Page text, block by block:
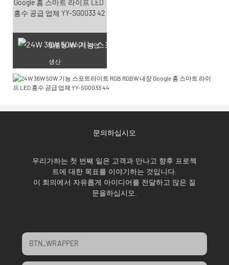
맞춤형 레이저 각인
생산
문의하십시오
우리가하는 첫 번째 일은 고객과 만나고 향후 프로젝
트에 대한 목표를 이야기하는 것입니다.
이 회의에서 자유롭게 아이디어를 전달하고 많은 질
문을하십시오.
BTN_WRAPPER